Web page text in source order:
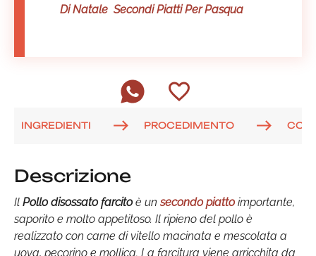
Di Natale Secondi Piatti Per Pasqua
INGREDIENTI PROCEDIMENTO
Descrizione
Il Pollo disossato farcitoè unsecondo piattoimportante,
saporito e molto appetitoso. Il ripieno del pollo è
realizzato con carne di vitello macinata e mescolata a
uova, pecorino e mollica. La farcitura viene arricchita da